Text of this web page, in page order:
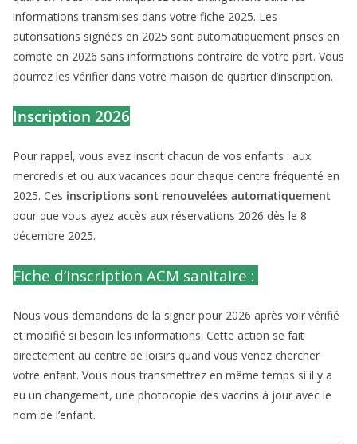
informations transmises dans votre fiche 2025. Les
autorisations signées en 2025 sont automatiquement prises en
compte en 2026 sans informations contraire de votre part. Vous
pourrez les vérifier dans votre maison de quartier d’inscription.
Inscription 2026
Pour rappel, vous avez inscrit chacun de vos enfants : aux
mercredis et ou aux vacances pour chaque centre fréquenté en
2025. Ces inscriptions sont renouvelées automatiquement
pour que vous ayez accès aux réservations 2026 dès le 8
décembre 2025.
Fiche d’inscription ACM sanitaire :
Nous vous demandons de la signer pour 2026 après voir vérifié
et modifié si besoin les informations. Cette action se fait
directement au centre de loisirs quand vous venez chercher
votre enfant. Vous nous transmettrez en même temps si il y a
eu un changement, une photocopie des vaccins à jour avec le
nom de l’enfant.